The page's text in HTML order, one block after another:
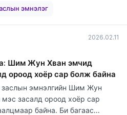
эмнэлэг
2026.02.11
Шим Жун Хван эмчид
ороод хоёр сар болж байна
заслын эмнэлгийн Шим Жун
засалд ороод хоёр сар
байна. Би багаас...